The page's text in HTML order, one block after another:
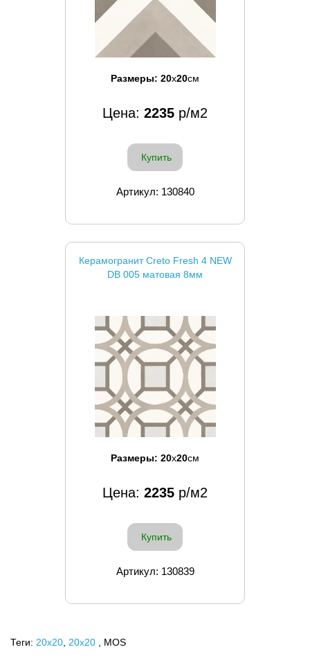
Размеры: 20x20см
Цена: 2235 р/м2
Купить
Артикул: 130840
Керамогранит Creto Fresh 4 NEW
DB 005 матовая 8мм
Размеры: 20x20см
Цена: 2235 р/м2
Купить
Артикул: 130839
Теги: 20x20 20х20 , MOS